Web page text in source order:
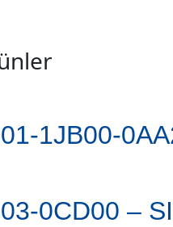
1JB00-
0CD00 –